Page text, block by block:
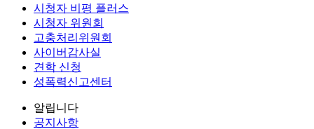
시청자 비평 플러스
시청자 위원회
고충처리위원회
사이버감사실
견학 신청
성폭력신고센터
알립니다
공지사항